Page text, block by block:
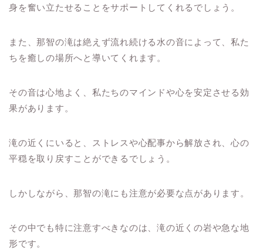
身を奮い立たせることをサポートしてくれるでしょう。
また、那智の滝は絶えず流れ続ける水の音によって、私た
ちを癒しの場所へと導いてくれます。
その音は心地よく、私たちのマインドや心を安定させる効
果があります。
滝の近くにいると、ストレスや心配事から解放され、心の
平穏を取り戻すことができるでしょう。
しかしながら、那智の滝にも注意が必要な点があります。
その中でも特に注意すべきなのは、滝の近くの岩や急な地
形です。